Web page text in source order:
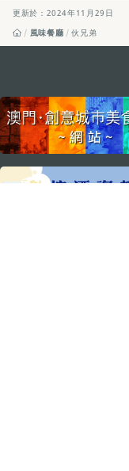
更新於：2024年11月29日
風味餐廳
伙兄弟
external